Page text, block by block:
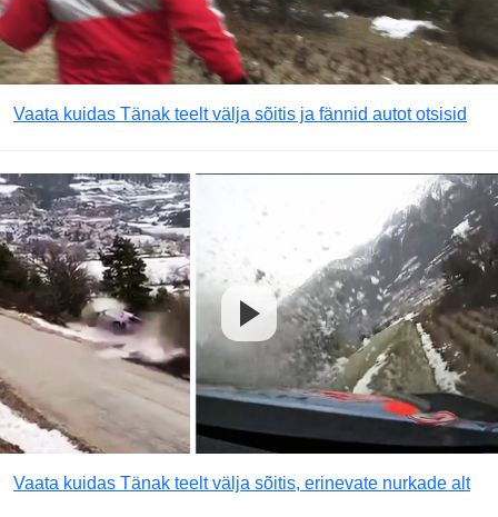
Vaata kuidas Tänak teelt välja sõitis ja fännid autot otsisid
Vaata kuidas Tänak teelt välja sõitis, erinevate nurkade alt